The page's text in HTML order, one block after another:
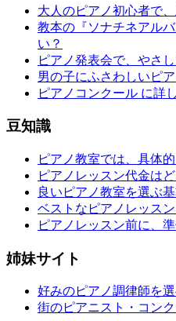
大人のピアノ初心者で
教本の『ソナチネアル
い？
ピアノ発表会で、やさ
男の子にふさわしいピ
ピアノコンクール に詳
豆知識
ピアノ教室では、具体
ピアノレッスン代金は
良いピアノ教室を選ぶ
ベストなピアノレッス
ピアノレッスン前に、
姉妹サイト
好みのピアノ調律師を
街のピアニスト・コン